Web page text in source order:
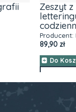
brush
(alfabet,
Sea
34,90